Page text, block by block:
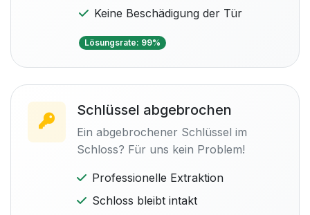
Keine Beschädigung der Tür
Lösungsrate: 99%
Schlüssel abgebrochen
Ein abgebrochener Schlüssel im
Schloss? Für uns kein Problem!
Professionelle Extraktion
Schloss bleibt intakt